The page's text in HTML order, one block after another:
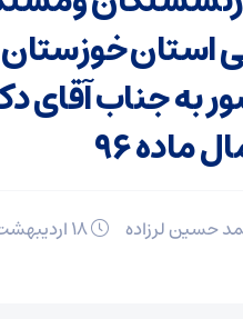
استان
به جناب آقای
۹۶
حسین لرزاده